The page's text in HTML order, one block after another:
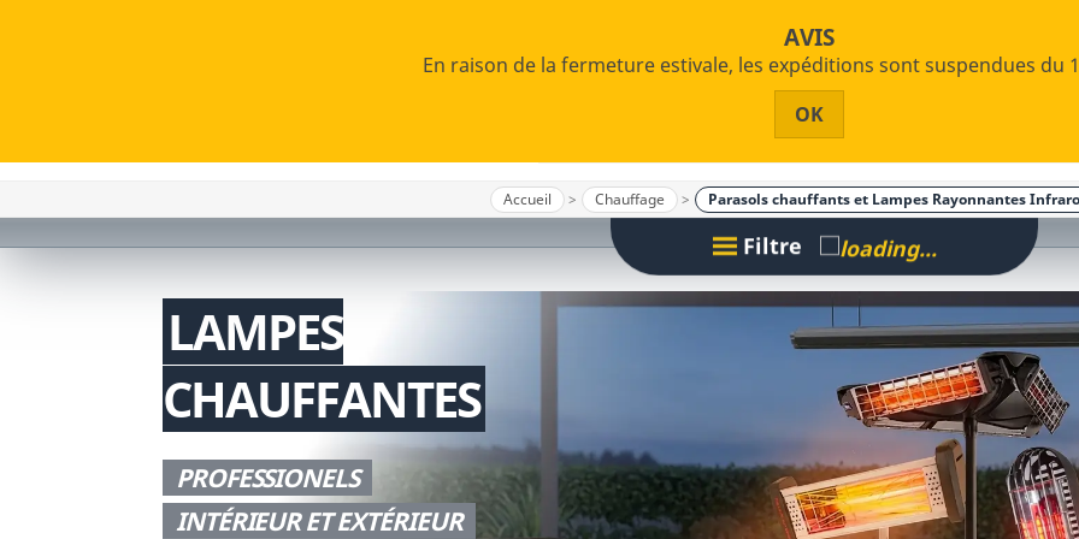
Accueil Chauffage Parasols chauffants et Lampes Rayonnantes
Filtre
Typologie
Standard
Triphasé
LAMPES
CHAUFFANTES
PROFESSIONELS
INTÉRIEUR ET EXTÉRIEUR
AVIS
En raison de la fermeture estivale, les expéditions sont suspendues du
OK